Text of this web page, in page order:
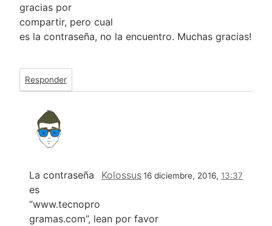
gracias por
compartir, pero cual
es la contraseña, no la encuentro. Muchas gracias!
Responder
Kolossus16 diciembre, 2016, 13:37
La contraseña
es
“www.tecnopro
gramas.com”, lean por favor